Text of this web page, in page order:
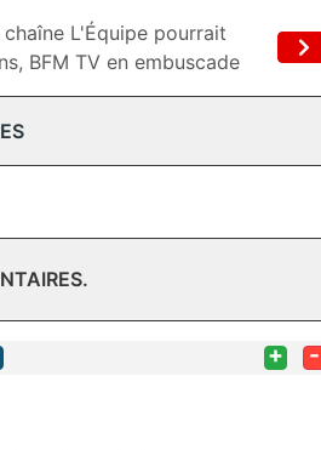
L'Équipe pourrait
BFM TV en embuscade
+ -